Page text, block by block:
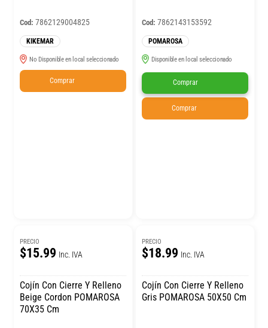
Cod: 7862129004825
KIKEMAR
No Disponible en local seleccionado
Comprar
Cod: 7862143153592
POMAROSA
Disponible en local seleccionado
Comprar
Comprar
PRECIO
$15.99 Inc. IVA
Cojín Con Cierre Y Relleno
Beige Cordon POMAROSA
70X35 Cm
PRECIO
$18.99 Inc. IVA
Cojín Con Cierre Y Relleno
Gris POMAROSA 50X50 Cm